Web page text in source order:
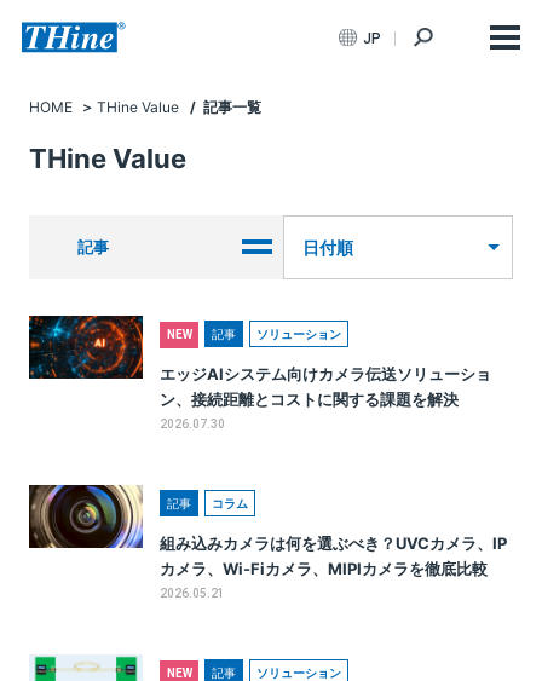
JP
HOME THine Value / 記事一覧
THine Value
記事 日付順
NEW 記事 ソリューション
エッジAIシステム向けカメラ伝送ソリューショ
ン、接続距離とコストに関する課題を解決
2026.07.30
記事 コラム
組み込みカメラは何を選ぶべき？UVCカメラ、IP
カメラ、Wi-Fiカメラ、MIPIカメラを徹底比較
2026.05.21
NEW 記事 ソリューション